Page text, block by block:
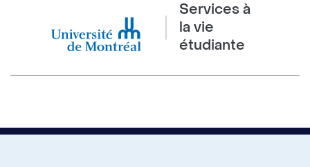
Services à
la vie
étudiante